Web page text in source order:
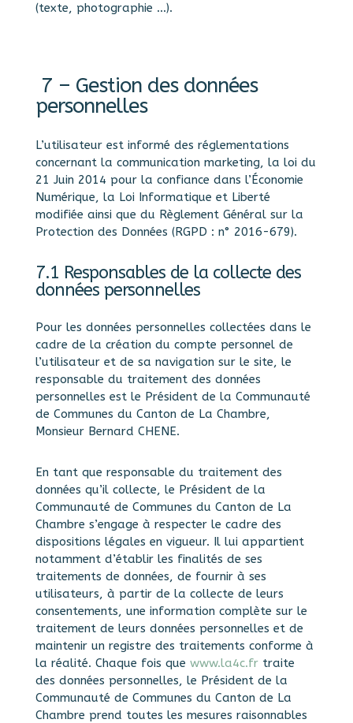
(texte, photographie …).
7 – Gestion des données
personnelles
L’utilisateur est informé des réglementations
concernant la communication marketing, la loi du
21 Juin 2014 pour la confiance dans l’Économie
Numérique, la Loi Informatique et Liberté
modifiée ainsi que du Règlement Général sur la
Protection des Données (RGPD : n° 2016-679).
7.1 Responsables de la collecte des
données personnelles
Pour les données personnelles collectées dans le
cadre de la création du compte personnel de
l’utilisateur et de sa navigation sur le site, le
responsable du traitement des données
personnelles est le Président de la Communauté
de Communes du Canton de La Chambre,
Monsieur Bernard CHENE.
En tant que responsable du traitement des
données qu’il collecte, le Président de la
Communauté de Communes du Canton de La
Chambre s’engage à respecter le cadre des
dispositions légales en vigueur. Il lui appartient
notamment d’établir les finalités de ses
traitements de données, de fournir à ses
utilisateurs, à partir de la collecte de leurs
consentements, une information complète sur le
traitement de leurs données personnelles et de
maintenir un registre des traitements conforme à
la réalité. Chaque fois que www.la4c.frtraite
des données personnelles, le Président de la
Communauté de Communes du Canton de La
Chambre prend toutes les mesures raisonnables